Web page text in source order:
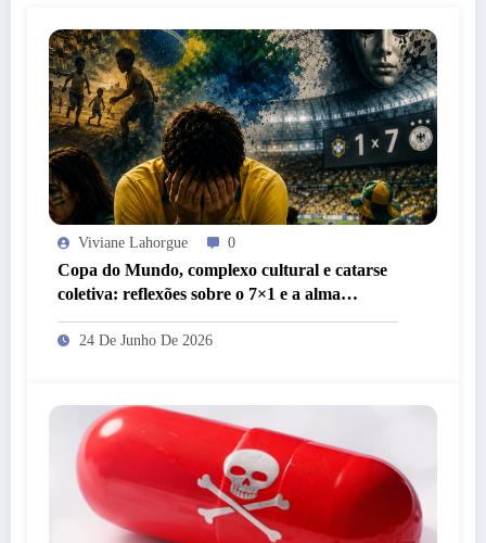
Viviane Lahorgue 0
Copa do Mundo, complexo cultural e catarse
coletiva: reflexões sobre o 7×1 e a alma
brasileira
24 De Junho De 2026